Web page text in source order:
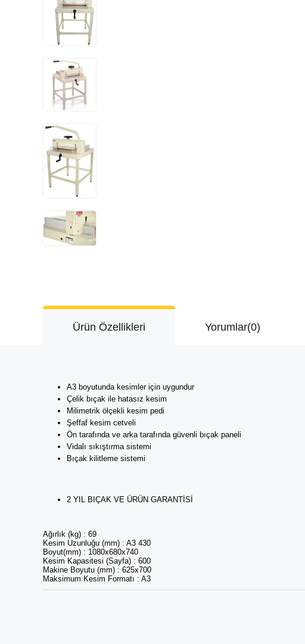
Ürün Özellikleri Yorumlar(0)
A3 boyutunda kesimler için uygundur
Çelik bıçak ile hatasız kesim
Milimetrik ölçekli kesim pedi
Şeffaf kesim cetveli
Ön tarafında ve arka tarafında güvenli bıçak paneli
Vidalı sıkıştırma sistemi
Bıçak kilitleme sistemi
2 YIL BIÇAK VE ÜRÜN GARANTİSİ
Ağırlık (kg) : 69
Kesim Uzunluğu (mm) : A3 430
Boyut(mm) : 1080x680x740
Kesim Kapasitesi (Sayfa) : 600
Makine Boyutu (mm) : 625x700
Maksimum Kesim Formatı : A3